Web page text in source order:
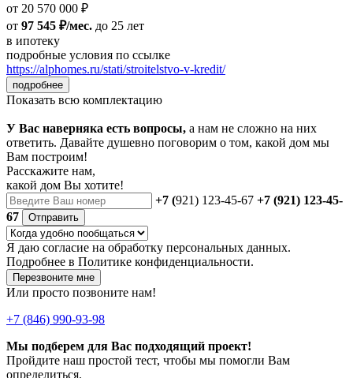
от 20 570 000 ₽
от 97 545 ₽/мес. до 25 лет
в ипотеку
подробные условия по ссылке
https://alphomes.ru/stati/stroitelstvo-v-kredit/
подробнее
Показать всю комплектацию
У Вас наверняка есть вопросы, а нам не сложно на них
ответить. Давайте душевно поговорим о том, какой дом мы
Вам построим!
Расскажите нам,
какой дом Вы хотите!
+7 (921) 123-45-67 +7 (921) 123-45-
67
Отправить
Я даю согласие на обработку персональных данных.
Подробнее в Политике конфиденциальности.
Перезвоните мне
Или просто позвоните нам!
+7 (846) 990-93-98
Мы подберем для Вас подходящий проект!
Пройдите наш простой тест, чтобы мы помогли Вам
определиться.